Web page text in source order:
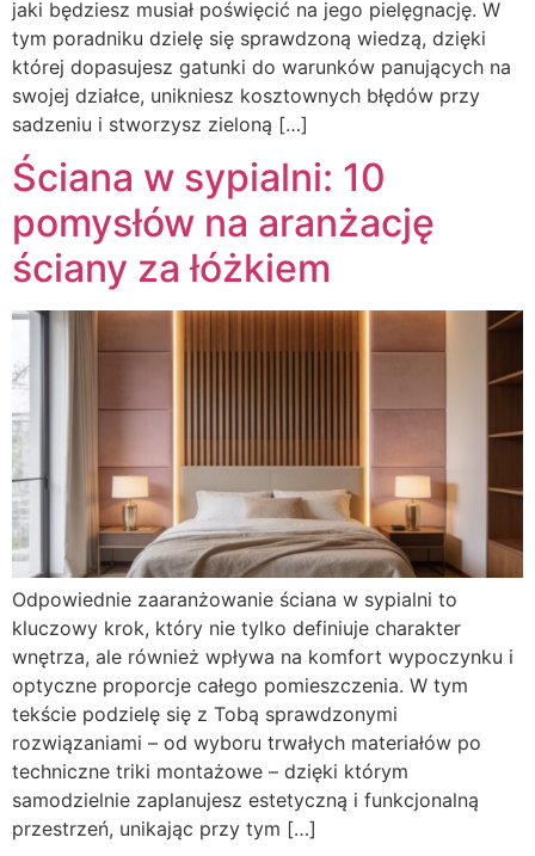
jaki będziesz musiał poświęcić na jego pielęgnację. W
tym poradniku dzielę się sprawdzoną wiedzą, dzięki
której dopasujesz gatunki do warunków panujących na
swojej działce, unikniesz kosztownych błędów przy
sadzeniu i stworzysz zieloną […]
Ściana w sypialni: 10
pomysłów na aranżację
ściany za łóżkiem
Odpowiednie zaaranżowanie ściana w sypialni to
kluczowy krok, który nie tylko definiuje charakter
wnętrza, ale również wpływa na komfort wypoczynku i
optyczne proporcje całego pomieszczenia. W tym
tekście podzielę się z Tobą sprawdzonymi
rozwiązaniami – od wyboru trwałych materiałów po
techniczne triki montażowe – dzięki którym
samodzielnie zaplanujesz estetyczną i funkcjonalną
przestrzeń, unikając przy tym […]